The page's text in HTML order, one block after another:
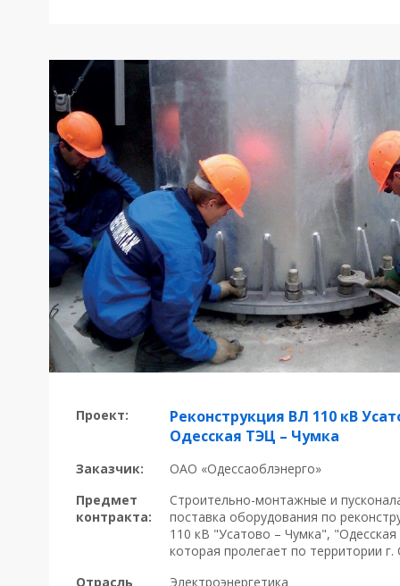
Проект:
Реконструкция ВЛ 110 кВ
Одесская ТЭЦ – Чумка
Заказчик:
ОАО «Одессаоблэнерго»
Предмет
контракта:
Строительно-монтажные и
поставка оборудования по
110 кВ "Усатово – Чумка",
которая пролегает по территории г.
Отрасль
Электроэнергетика